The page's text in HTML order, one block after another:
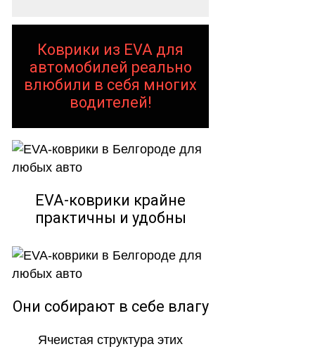
Коврики из EVA для
автомобилей реально
влюбили в себя многих
водителей!
EVA-коврики крайне
практичны и удобны
Они собирают в себе влагу
Ячеистая структура этих